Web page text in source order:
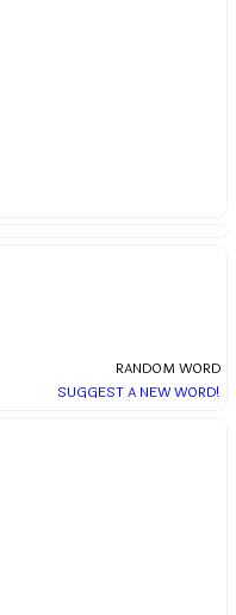
RANDOM WORD
SUGGEST A NEW WORD!